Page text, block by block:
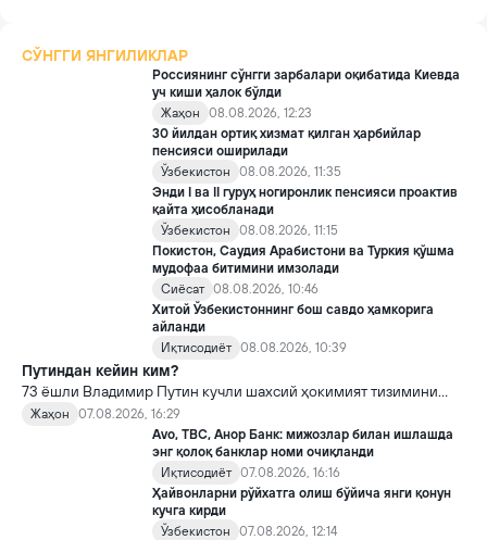
СЎНГГИ ЯНГИЛИКЛАР
Россиянинг сўнгги зарбалари оқибатида Киевда
уч киши ҳалок бўлди
Жаҳон
08.08.2026, 12:23
30 йилдан ортиқ хизмат қилган ҳарбийлар
пенсияси оширилади
Ўзбекистон
08.08.2026, 11:35
Энди I ва II гуруҳ ногиронлик пенсияси проактив
қайта ҳисобланади
Ўзбекистон
08.08.2026, 11:15
Покистон, Саудия Арабистони ва Туркия қўшма
мудофаа битимини имзолади
Сиёсат 08.08.2026, 10:46
Хитой Ўзбекистоннинг бош савдо ҳамкорига
айланди
Иқтисодиёт 08.08.2026, 10:39
Путиндан кейин ким?
73 ёшли Владимир Путин кучли шахсий ҳокимият тизимини
яратди, аммо ундан кейин ким келиши ва ҳокимиятни
топшириш механизми ҳали ноаниқ. Таҳлилчилар фикрича, бу
Кремлда ворислик жангига олиб келиши мумкин.
Жаҳон
07.08.2026, 16:29
Avo, TBC, Анор Банк: мижозлар билан ишлашда
энг қолоқ банклар номи очиқланди
Иқтисодиёт 07.08.2026, 16:16
Ҳайвонларни рўйхатга олиш бўйича янги қонун
кучга кирди
Ўзбекистон
07.08.2026, 12:14